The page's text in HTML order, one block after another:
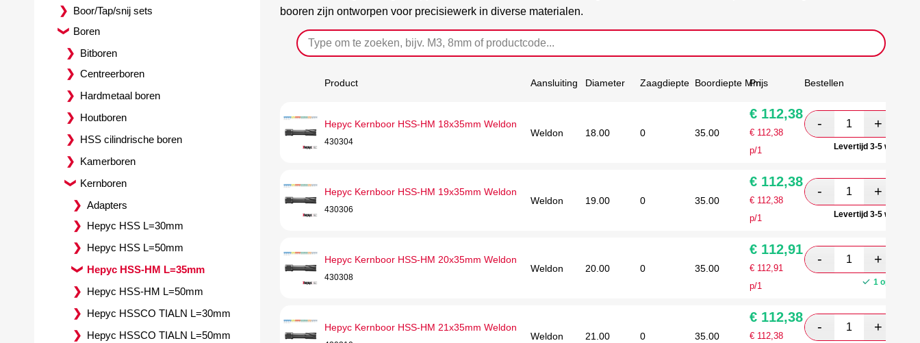
booren zijn ontworpen voor precisiewerk in diverse materialen.
Product Aansluiting Diameter Zaagdiepte Boordiepte Mm
Prijs Bestellen
Hepyc Kernboor HSS-HM 18x35mm Weldon
430304
Weldon 18.00 0 35.00
€ 112,38
€ 112,38
p/1
Levertijd 3-5
Hepyc Kernboor HSS-HM 19x35mm Weldon
430306
Weldon 19.00 0 35.00
€ 112,38
€ 112,38
p/1
Levertijd 3-5
Hepyc Kernboor HSS-HM 20x35mm Weldon
430308
Weldon 20.00 0 35.00
€ 112,91
€ 112,91
p/1
1 op
Hepyc Kernboor HSS-HM 21x35mm Weldon
Weldon 21.00 0 35.00
€ 112,38
€ 112,38
Boor/Tap/snij sets
Boren
Bitboren
Centreerboren
Hardmetaal boren
Houtboren
HSS cilindrische boren
Kamerboren
Kernboren
Adapters
Hepyc HSS L=30mm
Hepyc HSS L=50mm
Hepyc HSS-HM L=35mm
Hepyc HSS-HM L=50mm
Hepyc HSSCO TIALN L=30mm
Hepyc HSSCO TIALN L=50mm